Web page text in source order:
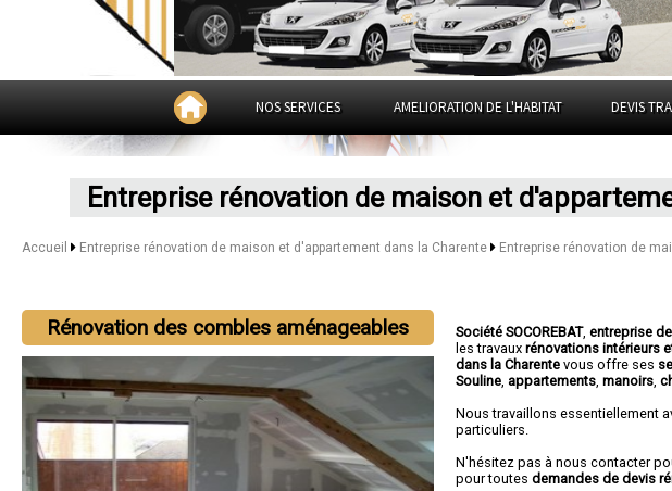
NOS SERVICES AMELIORATION DE L'HABITAT DEVIS
Entreprise rénovation de maison et
Accueil Entreprise rénovation de maison et d'appartement dans la Charente Entreprise rénovation de
Rénovation des combles aménageables Société SOCOREBAT,entreprise
les travauxrénovations intérieurs
dans la Charentevous offre ses
Souline appartements ,manoirs ,
Nous travaillons essentiellement
particuliers.
N'hésitez pas à nous contacter
pour toutesdemandes de devis